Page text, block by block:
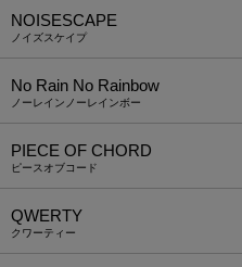
NOISESCAPE
ノイズスケイプ
No Rain No Rainbow
ノーレインノーレインボー
PIECE OF CHORD
ピースオブコード
QWERTY
クワーティー